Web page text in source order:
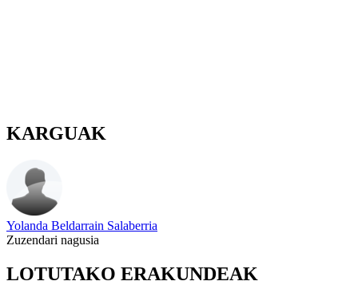
KARGUAK
Yolanda Beldarrain Salaberria
Zuzendari nagusia
LOTUTAKO ERAKUNDEAK